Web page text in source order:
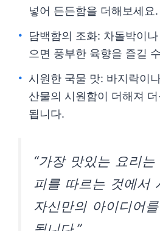
넣어 든든함을 더해보세요.
담백함의 조화: 차돌박이
으면 풍부한 육향을 즐길
시원한 국물 맛: 바지락이
산물의 시원함이 더해져
됩니다.
“가장 맛있는 요리
피를 따르는 것에서
자신만의 아이디어